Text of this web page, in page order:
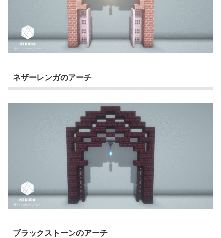
ネザーレンガのアーチ
ブラックストーンのアーチ